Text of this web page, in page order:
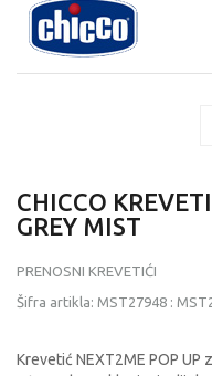
CHICCO
GREY MIST
PRENOSNI KREVETIĆI
Šifra artikla: MST27948 :
Krevetić NEXT2ME POP UP